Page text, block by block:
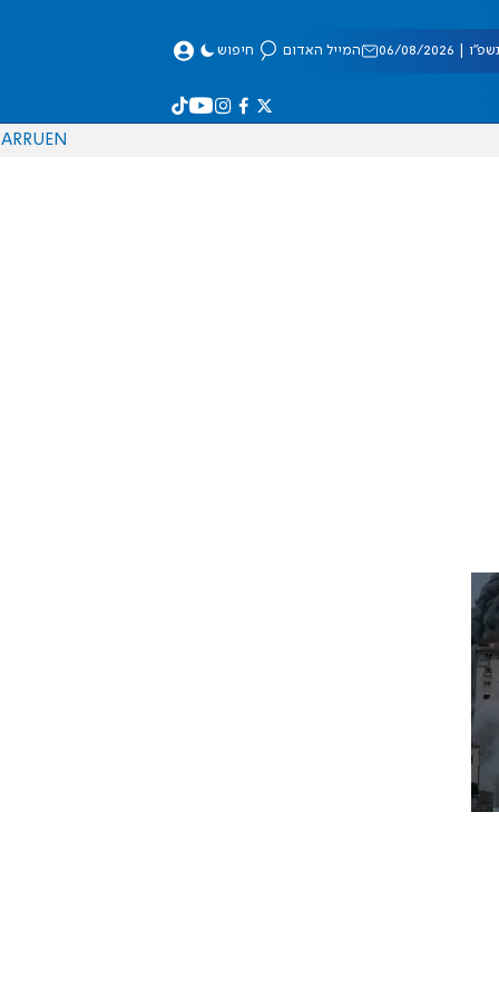
08/2026 המייל האדום חיפוש
EN
RU
AR